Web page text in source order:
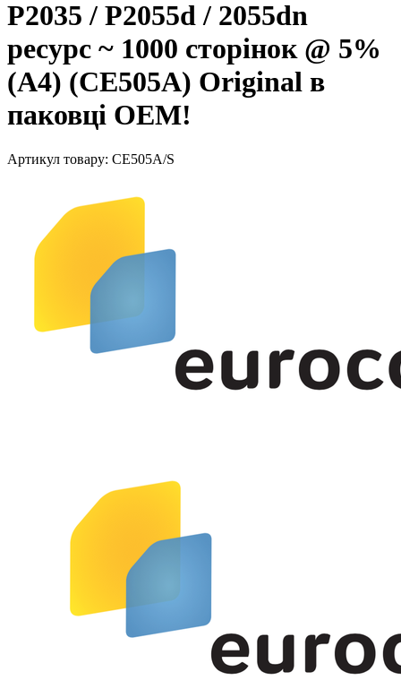
P2035 / P2055d / 2055dn
ресурс ~ 1000 сторінок @ 5%
(A4) (CE505A) Original в
паковці ОЕМ!
Артикул товару: CE505A/S